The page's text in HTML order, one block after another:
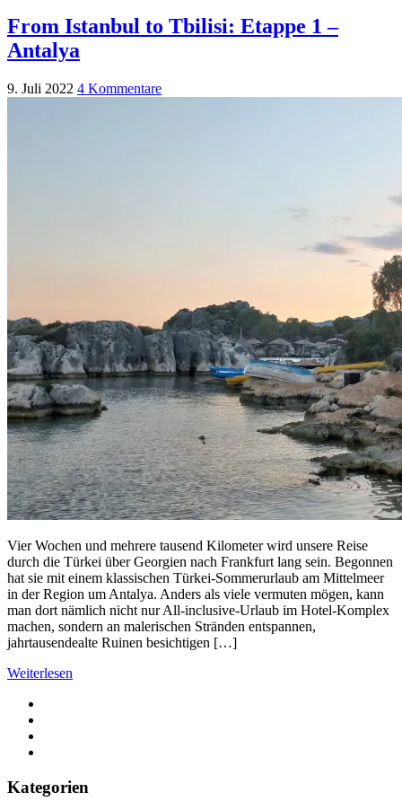
From Istanbul to Tbilisi: Etappe 1 –
Antalya
9. Juli 2022 4 Kommentare
Vier Wochen und mehrere tausend Kilometer wird unsere Reise
durch die Türkei über Georgien nach Frankfurt lang sein. Begonnen
hat sie mit einem klassischen Türkei-Sommerurlaub am Mittelmeer
in der Region um Antalya. Anders als viele vermuten mögen, kann
man dort nämlich nicht nur All-inclusive-Urlaub im Hotel-Komplex
machen, sondern an malerischen Stränden entspannen,
jahrtausendealte Ruinen besichtigen […]
Weiterlesen
Kategorien